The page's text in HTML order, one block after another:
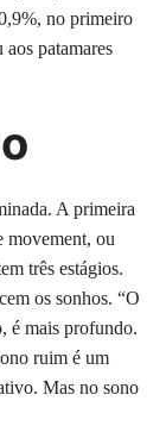
no primeiro
patamares
A primeira
movement, ou
três estágios.
os sonhos. “O
é mais profundo.
ruim é um
Mas no sono